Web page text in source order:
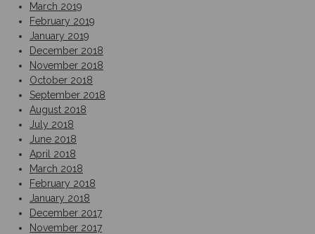
March 2019
February 2019
January 2019
December 2018
November 2018
October 2018
September 2018
August 2018
July 2018
June 2018
April 2018
March 2018
February 2018
January 2018
December 2017
November 2017